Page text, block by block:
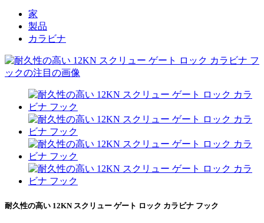
家
製品
カラビナ
耐久性の高い 12KN スクリュー ゲート ロック カラビナ フック